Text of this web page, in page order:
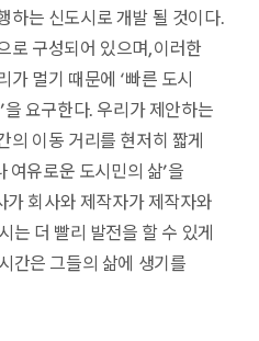
하는 신도시로 개발 될 것이다.
로 구성되어 있으며, 이러한
멀기 때문에 ‘빠른 도시
요구한다. 우리가 제안하는
의 이동 거리를 현저히 짧게
여유로운 도시민의 삶’을
가 회사와 제작자가 제작자와
는 더 빨리 발전을 할 수 있게
간은 그들의 삶에 생기를